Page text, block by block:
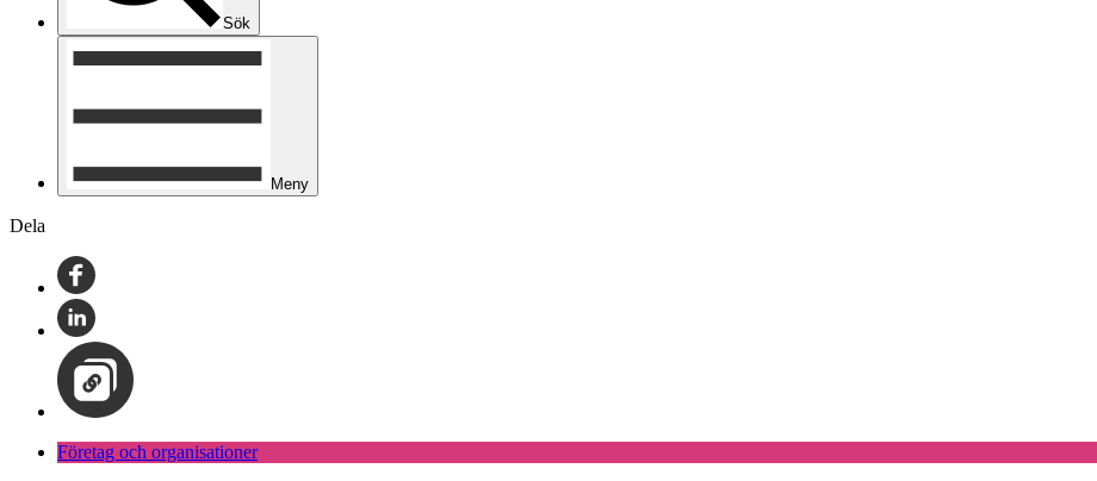
Sök
Meny
Dela
Företag och organisationer